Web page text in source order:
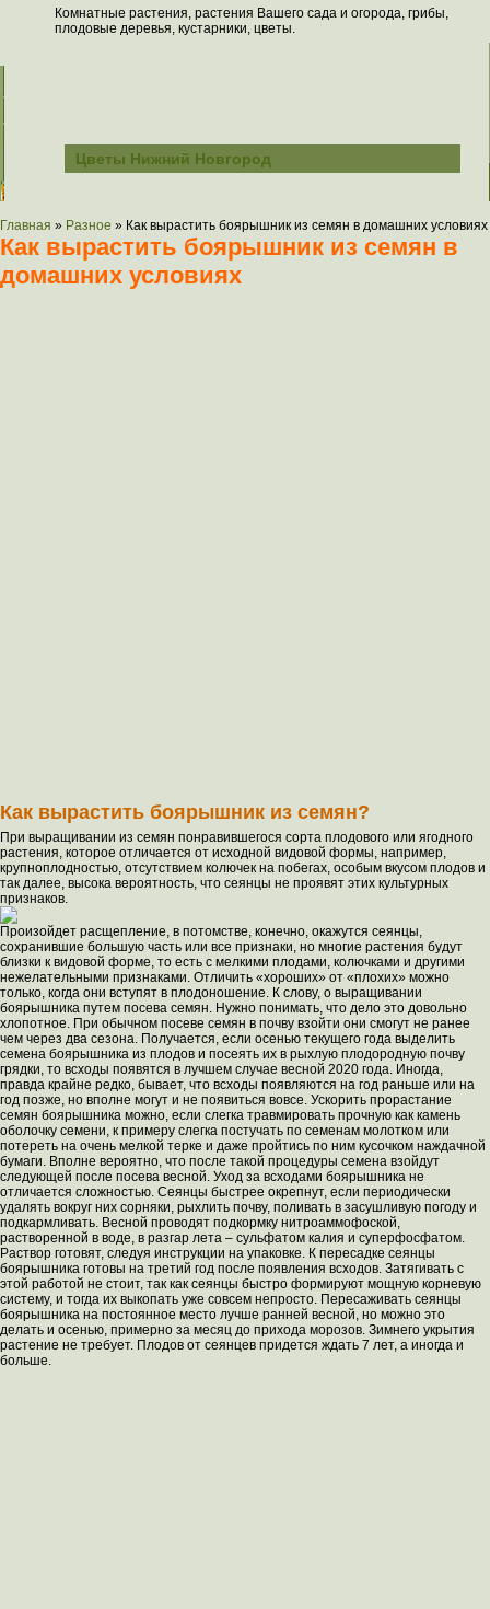
Комнатные растения, растения Вашего сада и огорода, грибы,
плодовые деревья, кустарники, цветы.
Цветы Нижний Новгород
Главная » Разное » Как вырастить боярышник из семян в домашних условиях
Как вырастить боярышник из семян в
домашних условиях
Как вырастить боярышник из семян?
При выращивании из семян понравившегося сорта плодового или ягодного
растения, которое отличается от исходной видовой формы, например,
крупноплодностью, отсутствием колючек на побегах, особым вкусом плодов и
так далее, высока вероятность, что сеянцы не проявят этих культурных
признаков.
Произойдет расщепление, в потомстве, конечно, окажутся сеянцы,
сохранившие большую часть или все признаки, но многие растения будут
близки к видовой форме, то есть с мелкими плодами, колючками и другими
нежелательными признаками. Отличить «хороших» от «плохих» можно
только, когда они вступят в плодоношение. К слову, о выращивании
боярышника путем посева семян. Нужно понимать, что дело это довольно
хлопотное. При обычном посеве семян в почву взойти они смогут не ранее
чем через два сезона. Получается, если осенью текущего года выделить
семена боярышника из плодов и посеять их в рыхлую плодородную почву
грядки, то всходы появятся в лучшем случае весной 2020 года. Иногда,
правда крайне редко, бывает, что всходы появляются на год раньше или на
год позже, но вполне могут и не появиться вовсе. Ускорить прорастание
семян боярышника можно, если слегка травмировать прочную как камень
оболочку семени, к примеру слегка постучать по семенам молотком или
потереть на очень мелкой терке и даже пройтись по ним кусочком наждачной
бумаги. Вполне вероятно, что после такой процедуры семена взойдут
следующей после посева весной. Уход за всходами боярышника не
отличается сложностью. Сеянцы быстрее окрепнут, если периодически
удалять вокруг них сорняки, рыхлить почву, поливать в засушливую погоду и
подкармливать. Весной проводят подкормку нитроаммофоской,
растворенной в воде, в разгар лета – сульфатом калия и суперфосфатом.
Раствор готовят, следуя инструкции на упаковке. К пересадке сеянцы
боярышника готовы на третий год после появления всходов. Затягивать с
этой работой не стоит, так как сеянцы быстро формируют мощную корневую
систему, и тогда их выкопать уже совсем непросто. Пересаживать сеянцы
боярышника на постоянное место лучше ранней весной, но можно это
делать и осенью, примерно за месяц до прихода морозов. Зимнего укрытия
растение не требует. Плодов от сеянцев придется ждать 7 лет, а иногда и
больше.